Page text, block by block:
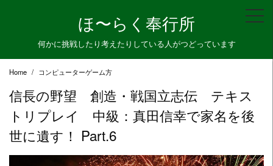
ほ〜らく奉行所
何かに挑戦したり考えたりしている人がつどっています
Home コンピューターゲーム方
信長の野望 創造・戦国立志伝 テキス
トリプレイ 中級：真田信幸で家名を後
世に遺す！ Part.6